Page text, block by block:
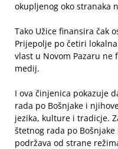
okupljenog oko stranaka
Tako Užice finansira čak
Prijepolje po četiri
vlast u Novom Pazaru
medij.
I ova činjenica pokazuje
rada po Bošnjake i
jezika, kulture i tradicje.
štetnog rada po
podržava od strane